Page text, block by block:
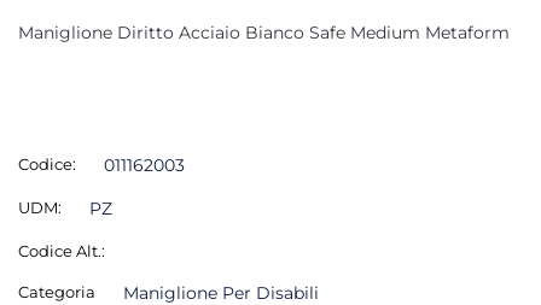
Maniglione Diritto Acciaio Bianco Safe Medium Metaform
Codice: 011162003
UDM: PZ
Codice Alt.:
Categoria Maniglione Per Disabili